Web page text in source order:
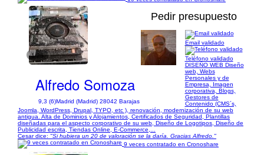
1/25
Pedir presupuesto
Alfredo Somoza
9,3 (6)Madrid (Madrid) 28042 Barajas
Email validado
Teléfono validado
DISEÑO WEB Diseño
web, Webs
Personales y de
Empresa, Imagen
corporativa, Blogs,
Gestores de
Contenido (CMS´s,
Joomla, WordPress, Drupal, TYPO, etc ), renovación, modernización de su web
antigua. Alta de Dominios y Alojamientos, Certificados de Seguridad, Plantillas
diseñadas para el aspecto corporativo de su web, Diseño de Logotipos, Diseño de
Publicidad escrita, Tiendas Online, E-Commerce,...
Cesar dice: "Si hubiera un 20 de valoración se la daría. Gracias Alfredo."
9 veces contratado en Cronoshare